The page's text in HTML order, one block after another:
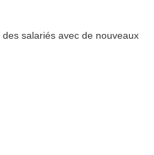
salariés avec de nouveaux